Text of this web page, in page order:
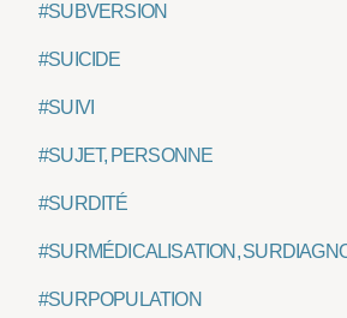
#SUBVERSION
#SUICIDE
#SUIVI
#SUJET, PERSONNE
#SURDITÉ
#SURMÉDICALISATION,
#SURPOPULATION